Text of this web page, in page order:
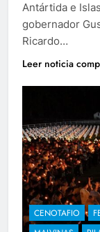
Antártida e
gobernador
Ricardo…
Leer noticia
CENOTAFIO